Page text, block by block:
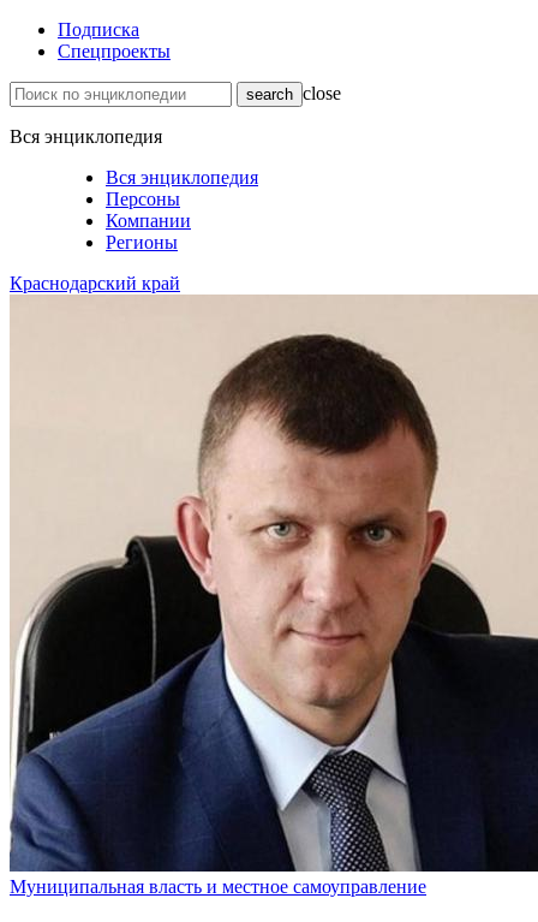
Подписка
Спецпроекты
close
Вся энциклопедия
Вся энциклопедия
Персоны
Компании
Регионы
Краснодарский край
Муниципальная власть и местное самоуправление